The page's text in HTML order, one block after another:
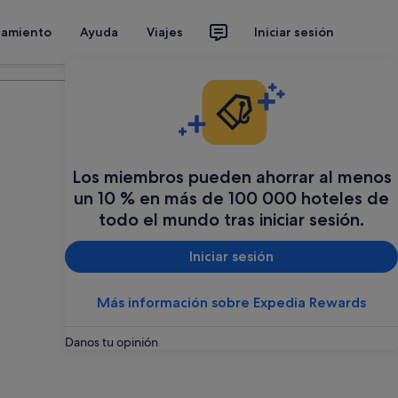
Ayuda Viajes Iniciar sesión
Los miembros pueden ahorrar al menos
un 10 % en más de 100 000 hoteles de
todo el mundo tras iniciar sesión.
Iniciar sesión
Más información sobre Expedia Rewards
Danos tu opinión